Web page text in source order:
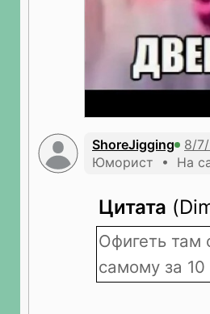
ShoreJigging
Юморист • На
Цитата
Офигеть там
самому за